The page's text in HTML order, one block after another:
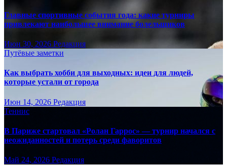
Главные спортивные события года: какие турниры
привлекают наибольшее внимание болельщиков
Июн 30, 2026 Редакция
Путёвые заметки
Как выбрать хобби для выходных: идеи для людей,
которые устали от города
Июн 14, 2026 Редакция
Теннис
В Париже стартовал «Ролан Гаррос» — турнир начался с
неожиданностей и потерь среди фаворитов
Май 24, 2026 Редакция